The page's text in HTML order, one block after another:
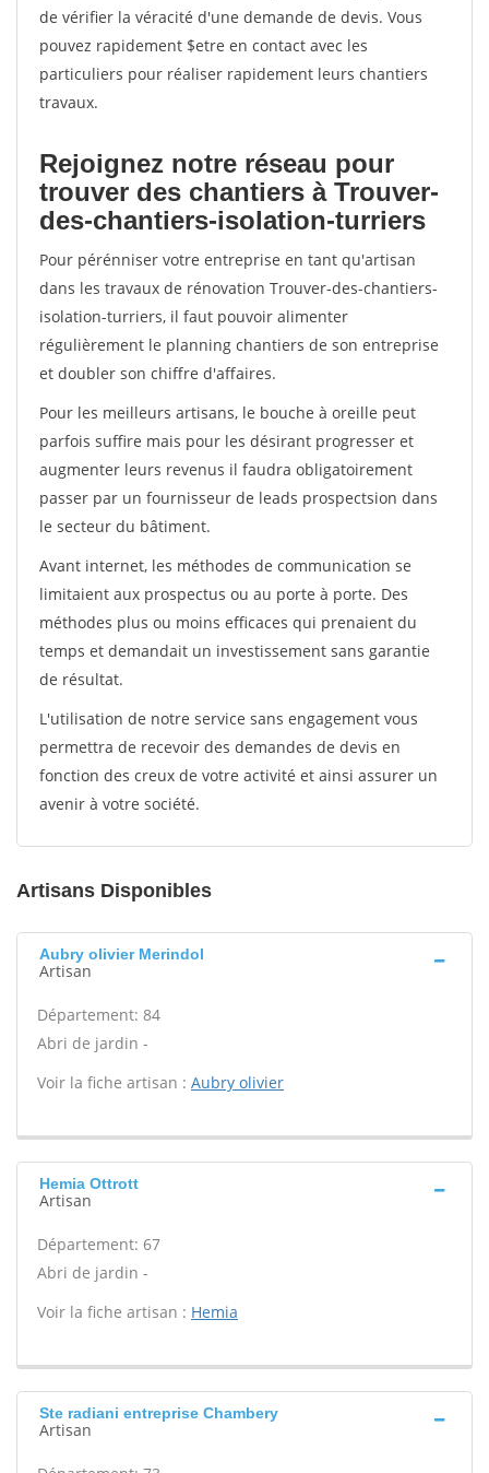
de vérifier la véracité d'une demande de devis. Vous
pouvez rapidement $etre en contact avec les
particuliers pour réaliser rapidement leurs chantiers
travaux.
Rejoignez notre réseau pour
trouver des chantiers à Trouver-
des-chantiers-isolation-turriers
Pour pérénniser votre entreprise en tant qu'artisan
dans les travaux de rénovation Trouver-des-chantiers-
isolation-turriers, il faut pouvoir alimenter
régulièrement le planning chantiers de son entreprise
et doubler son chiffre d'affaires.
Pour les meilleurs artisans, le bouche à oreille peut
parfois suffire mais pour les désirant progresser et
augmenter leurs revenus il faudra obligatoirement
passer par un fournisseur de leads prospectsion dans
le secteur du bâtiment.
Avant internet, les méthodes de communication se
limitaient aux prospectus ou au porte à porte. Des
méthodes plus ou moins efficaces qui prenaient du
temps et demandait un investissement sans garantie
de résultat.
L'utilisation de notre service sans engagement vous
permettra de recevoir des demandes de devis en
fonction des creux de votre activité et ainsi assurer un
avenir à votre société.
Artisans Disponibles
Aubry olivier Merindol
Artisan
Département: 84
Abri de jardin -
Voir la fiche artisan : Aubry olivier
Hemia Ottrott
Artisan
Département: 67
Abri de jardin -
Voir la fiche artisan : Hemia
Ste radiani entreprise Chambery
Artisan